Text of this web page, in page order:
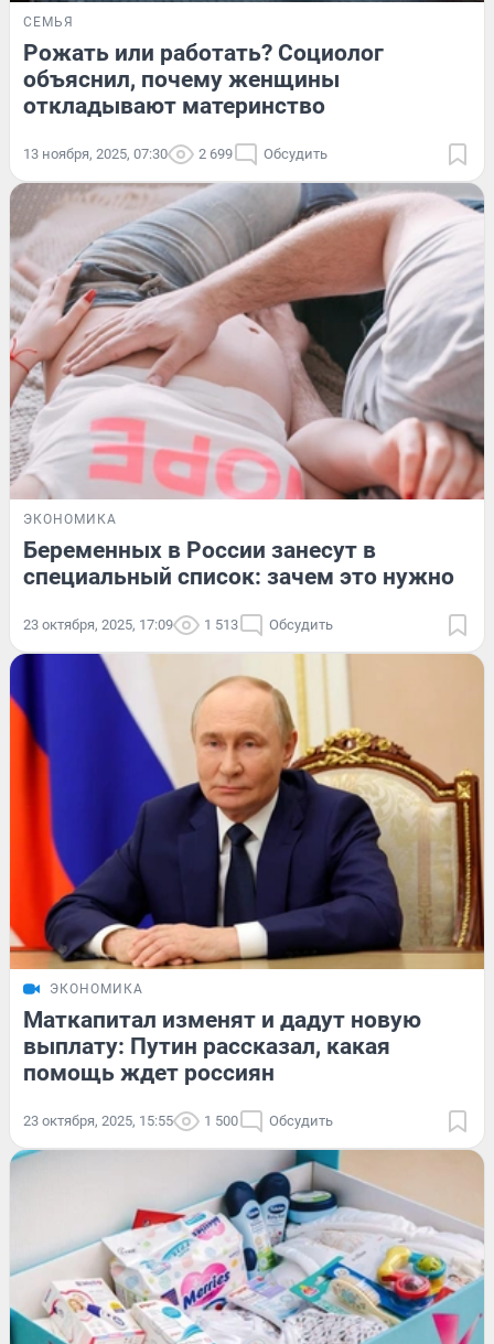
СЕМЬЯ
Рожать или работать? Социолог
объяснил, почему женщины
откладывают материнство
13 ноября, 2025, 07:30 2 699 Обсудить
ЭКОНОМИКА
Беременных в России занесут в
специальный список: зачем это нужно
23 октября, 2025, 17:09 1 513 Обсудить
ЭКОНОМИКА
Маткапитал изменят и дадут новую
выплату: Путин рассказал, какая
помощь ждет россиян
23 октября, 2025, 15:55 1 500 Обсудить